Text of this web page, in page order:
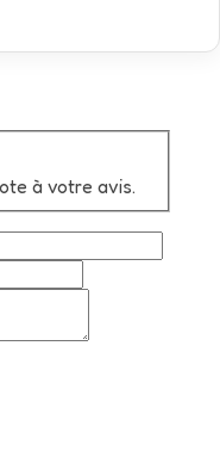
à votre avis.